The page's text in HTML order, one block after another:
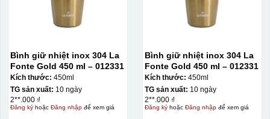
Bình giữ nhiệt inox 304 La
Fonte Gold 450 ml – 012331
Kích thước: 450ml
TG sản xuất: 10 ngày
2**.000 ₫
Đăng kýhoặc Đăng nhậpđể xem giá
Bình giữ nhiệt inox 304 La
Fonte Gold 450 ml – 012331
Kích thước: 450ml
TG sản xuất: 10 ngày
2**.000 ₫
Đăng kýhoặc Đăng nhậpđể xem giá